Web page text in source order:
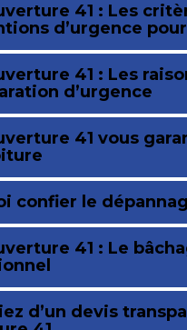
41 : Les
d’urgence
41 : Les
d’urgence
41 vous
confier le
41 : Le
d’un devis